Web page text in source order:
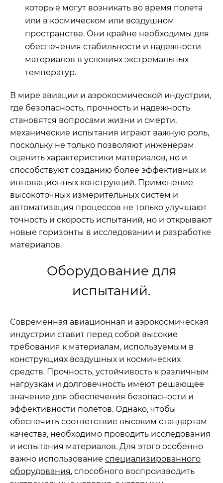
которые могут возникать во время полета
или в космическом или воздушном
пространстве. Они крайне необходимы для
обеспечения стабильности и надежности
материалов в условиях экстремальных
температур.
В мире авиации и аэрокосмической индустрии,
где безопасность, прочность и надежность
становятся вопросами жизни и смерти,
механические испытания играют важную роль,
поскольку не только позволяют инженерам
оценить характеристики материалов, но и
способствуют созданию более эффективных и
инновационных конструкций. Применение
высокоточных измерительных систем и
автоматизация процессов не только улучшают
точность и скорость испытаний, но и открывают
новые горизонты в исследовании и разработке
материалов.
Оборудование для
испытаний.
Современная авиационная и аэрокосмическая
индустрии ставит перед собой высокие
требования к материалам, используемым в
конструкциях воздушных и космических
средств. Прочность, устойчивость к различным
нагрузкам и долговечность имеют решающее
значение для обеспечения безопасности и
эффективности полетов. Однако, чтобы
обеспечить соответствие высоким стандартам
качества, необходимо проводить исследования
и испытания материалов. Для этого особенно
важно использование специализированного
оборудования, способного воспроизводить